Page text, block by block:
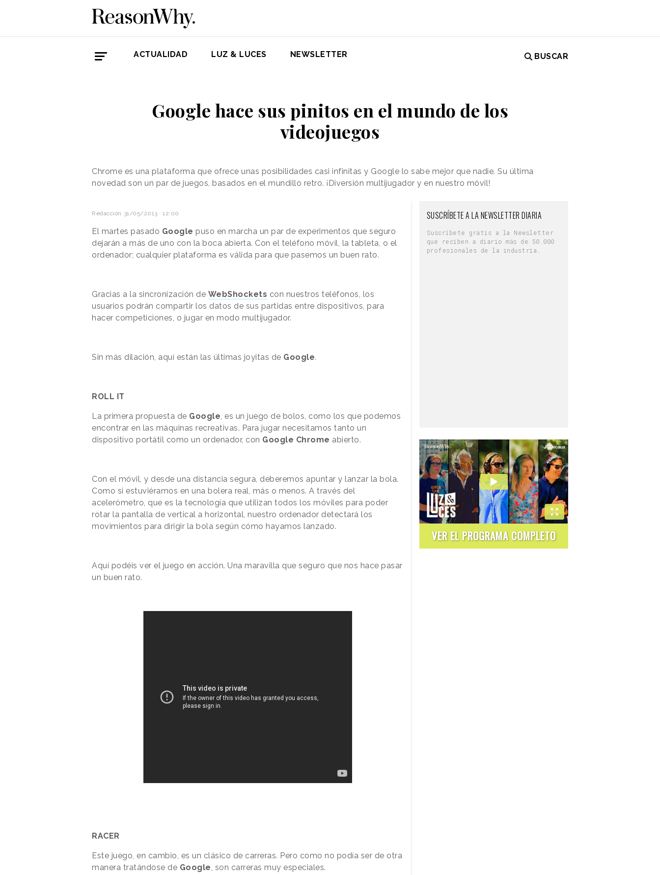
ACTUALIDAD LUZ & LUCES NEWSLETTER BUSCAR
Google hace sus pinitos en el mundo de los
videojuegos
Chrome es una plataforma que ofrece unas posibilidades casi infinitas y Google lo sabe mejor que nadie. Su última
novedad son un par de juegos, basados en el mundillo retro. ¡Diversión multijugador y en nuestro móvil!
Redacción 31/05/2013 · 12:00
El martes pasado Google puso en marcha un par de experimentos que seguro
dejarán a más de uno con la boca abierta. Con el teléfono móvil, la tableta, o el
ordenador; cualquier plataforma es válida para que pasemos un buen rato.
Gracias a la sincronización de WebShockets con nuestros teléfonos, los
usuarios podrán compartir los datos de sus partidas entre dispositivos, para
hacer competiciones, o jugar en modo multijugador.
Sin más dilación, aquí están las últimas joyitas de Google.
ROLL IT
La primera propuesta de Google , es un juego de bolos, como los que podemos
encontrar en las máquinas recreativas. Para jugar necesitamos tanto un
dispositivo portátil como un ordenador, con Google Chrome abierto.
Con el móvil, y desde una distancia segura, deberemos apuntar y lanzar la bola.
Como si estuviéramos en una bolera real, más o menos. A través del
acelerómetro, que es la tecnología que utilizan todos los móviles para poder
rotar la pantalla de vertical a horizontal, nuestro ordenador detectará los
movimientos para dirigir la bola según cómo hayamos lanzado.
Aquí podéis ver el juego en acción. Una maravilla que seguro que nos hace pasar
un buen rato.
RACER
Este juego, en cambio, es un clásico de carreras. Pero como no podía ser de otra
manera tratándose de Google , son carreras muy especiales.
SUSCRÍBETE A LA NEWSLETTER DIARIA
Suscríbete gratis a la Newsletter
que reciben a diario más de 50.000
profesionales de la industria.
VER EL PROGRAMA COMPLETO